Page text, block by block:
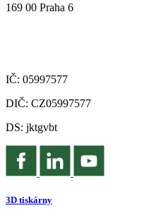
169 00 Praha 6
IČ: 05997577
DIČ: CZ05997577
DS: jktgvbt
3D tiskárny